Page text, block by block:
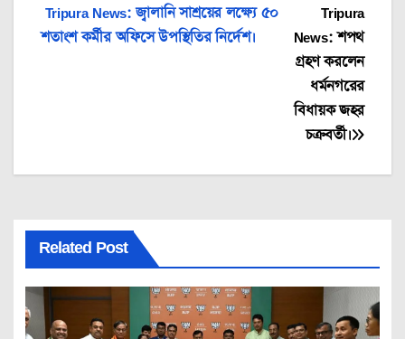
Post
navigation
Tripura
News: শপথ
গ্রহণ করলেন
ধর্মনগরের
বিধায়ক জহর
চক্রবর্তী।
Tripura News: জ্বালানি সাশ্রয়ের লক্ষ্যে ৫০
শতাংশ কর্মীর অফিসে উপস্থিতির নির্দেশ।
Related Post